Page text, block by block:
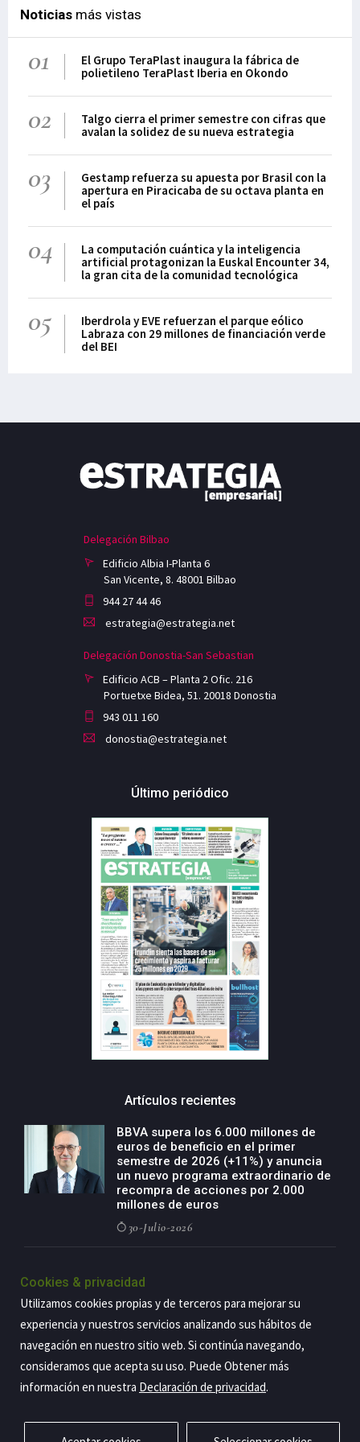
Noticias más vistas
01
El Grupo TeraPlast inaugura la fábrica de
polietileno TeraPlast Iberia en Okondo
02
Talgo cierra el primer semestre con cifras que
avalan la solidez de su nueva estrategia
03
Gestamp refuerza su apuesta por Brasil con la
apertura en Piracicaba de su octava planta en
el país
04
La computación cuántica y la inteligencia
artificial protagonizan la Euskal Encounter 34,
la gran cita de la comunidad tecnológica
05
Iberdrola y EVE refuerzan el parque eólico
Labraza con 29 millones de financiación verde
del BEI
Delegación Bilbao
Edificio Albia I-Planta 6
San Vicente, 8. 48001 Bilbao
944 27 44 46
estrategia@estrategia.net
Delegación Donostia-San Sebastian
Edificio ACB – Planta 2 Ofic. 216
Portuetxe Bidea, 51. 20018 Donostia
943 011 160
donostia@estrategia.net
Último periódico
Artículos recientes
BBVA supera los 6.000 millones de
euros de beneficio en el primer
semestre de 2026 (+11%) y anuncia
un nuevo programa extraordinario de
recompra de acciones por 2.000
millones de euros
30-Julio-2026
negocio agro con un modelo global
de especialización presente en siete
países
29-Julio-2026
Privacidad Aviso legal Política de cookies Contacto RSS
Cookies & privacidad
Utilizamos cookies propias y de terceros para mejorar su
experiencia y nuestros servicios analizando sus hábitos de
navegación en nuestro sitio web. Si continúa navegando,
consideramos que acepta su uso. Puede Obtener más
información en nuestra Declaración de privacidad.